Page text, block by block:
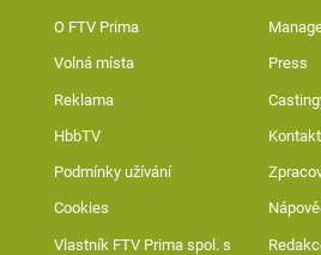
O FTV Prima
Volná místa Press
Reklama
HbbTV
Podmínky užívání
Cookies
Vlastník FTV Prima spol. s